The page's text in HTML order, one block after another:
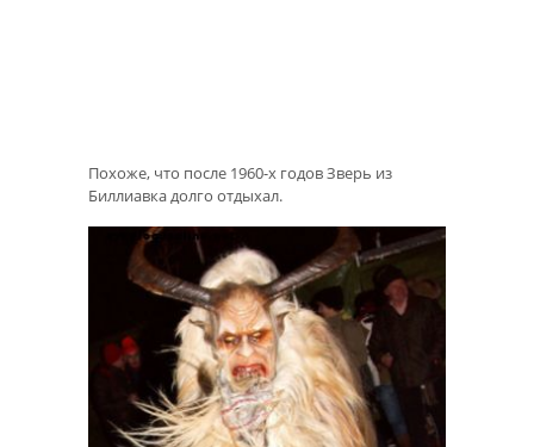
Похоже, что после 1960-х годов Зверь из
Биллиавка долго отдыхал.